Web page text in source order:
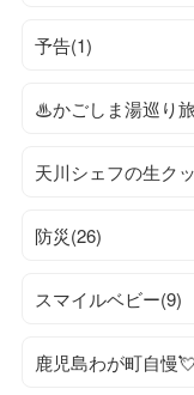
予告(1)
♨かごしま湯巡り
天川シェフの生ク
防災(26)
スマイルベビー(9)
鹿児島わが町自慢